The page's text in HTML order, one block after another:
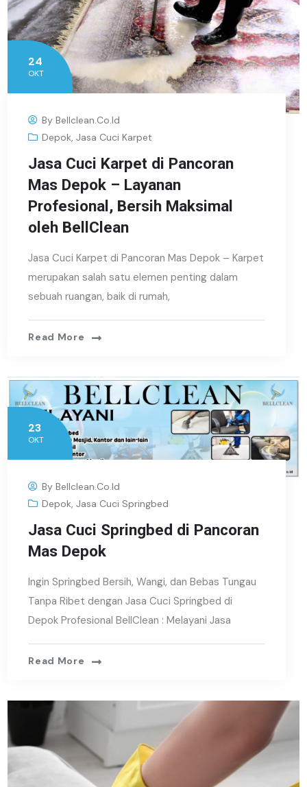
24
OKT
ByBellclean.co.id
Depok,Jasa Cuci Karpet
Jasa Cuci Karpet di Pancoran
Mas Depok – Layanan
Profesional, Bersih Maksimal
oleh BellClean
Jasa Cuci Karpet di Pancoran Mas Depok – Karpet
merupakan salah satu elemen penting dalam
sebuah ruangan, baik di rumah,
Read More
23
OKT
ByBellclean.co.id
Depok,Jasa Cuci Springbed
Jasa Cuci Springbed di Pancoran
Mas Depok
Ingin Springbed Bersih, Wangi, dan Bebas Tungau
Tanpa Ribet dengan Jasa Cuci Springbed di
Depok Profesional BellClean : Melayani Jasa
Read More